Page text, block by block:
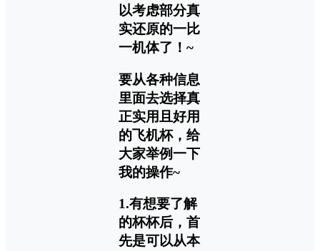
以考虑部分真
实还原的一比
一机体了！~
要从各种信息
里面去选择真
正实用且好用
的飞机杯，给
大家举例一下
我的操作~
1.有想要了解
的杯杯后，首
先是可以从本